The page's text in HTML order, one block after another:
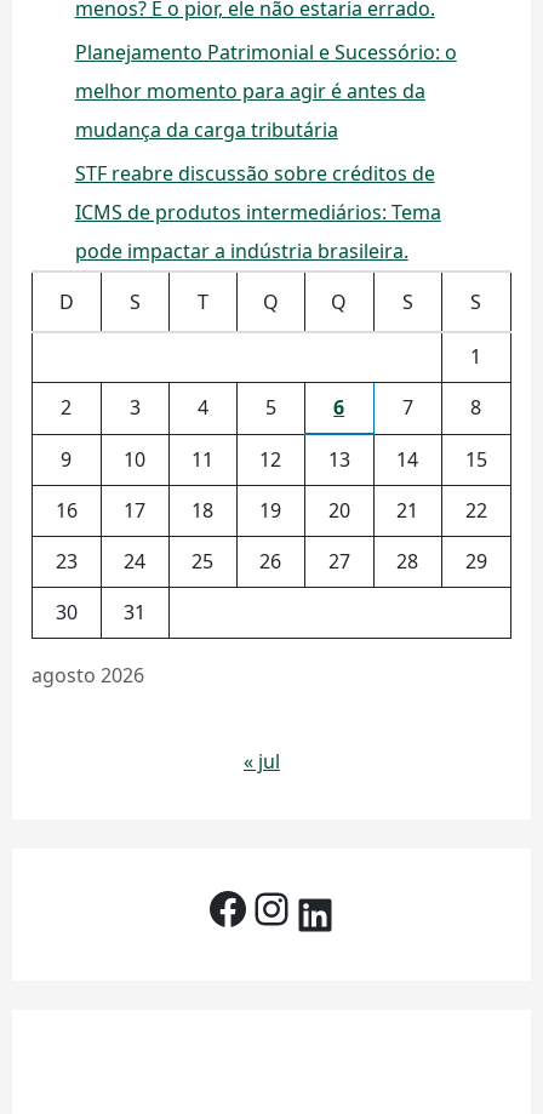
menos? E o pior, ele não estaria errado.
Planejamento Patrimonial e Sucessório: o
melhor momento para agir é antes da
mudança da carga tributária
STF reabre discussão sobre créditos de
ICMS de produtos intermediários: Tema
pode impactar a indústria brasileira.
agosto 2026
D S T Q Q S S
1
2
3 4 5 6 7
8
9
10 11 12 13 14
15
16
17 18 19 20 21
22
23
24 25 26 27 28
29
30
31
« jul